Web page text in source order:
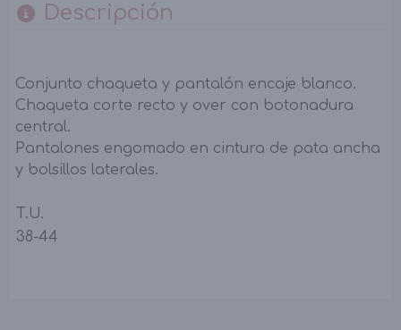
Descripción
Conjunto chaqueta y pantalón encaje blanco.
Chaqueta corte recto y over con botonadura
central.
Pantalones engomado en cintura de pata ancha
y bolsillos laterales.
T.U.
38-44